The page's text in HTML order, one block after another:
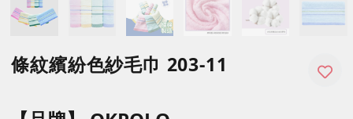
條紋繽紛色紗毛巾 203-11